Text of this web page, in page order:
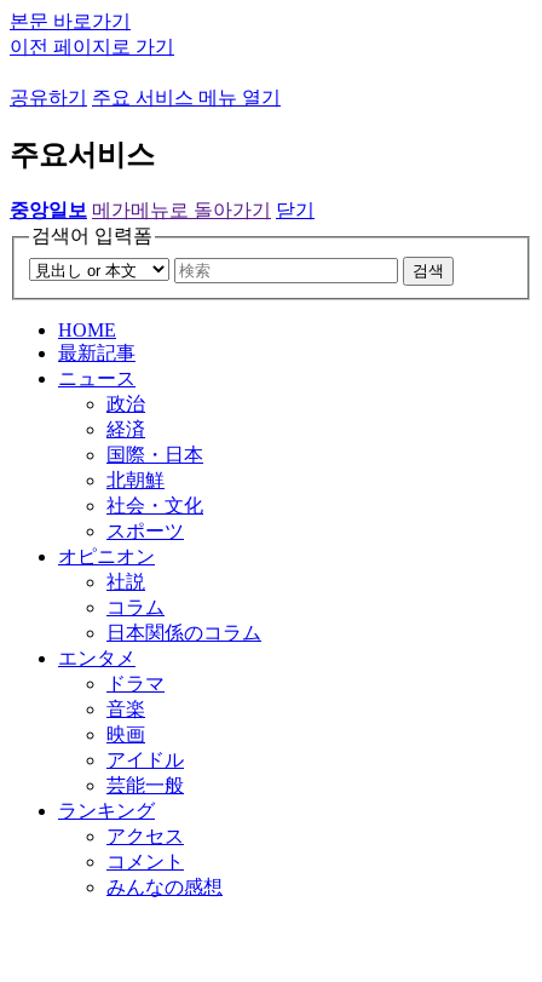
본문 바로가기
이전 페이지로 가기
공유하기 주요 서비스 메뉴 열기
주요서비스
중앙일보 메가메뉴로 돌아가기
닫기
검색어 입력폼
검색
HOME
最新記事
ニュース
政治
経済
国際・日本
北朝鮮
社会・文化
スポーツ
オピニオン
社説
コラム
日本関係のコラム
エンタメ
ドラマ
音楽
映画
アイドル
芸能一般
ランキング
アクセス
コメント
みんなの感想